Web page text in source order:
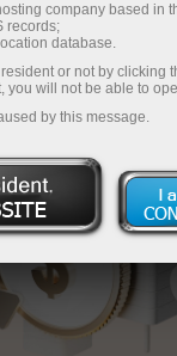
达30%的奖金，
动和优惠
与交易速度共享相
Loprais将刺激与纪
大奖
值高达$1,500的
利润
金—市场上
company based in
records;
database.
or not by clicking
will not be able to
by this message.